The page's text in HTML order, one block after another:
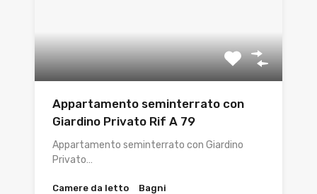
Appartamento seminterrato con
Giardino Privato Rif A 79
Appartamento seminterrato con Giardino
Privato…
Camere da letto Bagni